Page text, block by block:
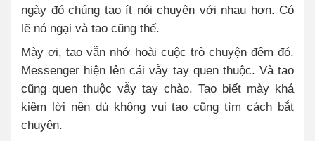
ngày đó chúng tao ít nói chuyện với nhau hơn. Có
lẽ nó ngại và tao cũng thế.
Mày ơi, tao vẫn nhớ hoài cuộc trò chuyện đêm đó.
Messenger hiện lên cái vẫy tay quen thuộc. Và tao
cũng quen thuộc vẫy tay chào. Tao biết mày khá
kiệm lời nên dù không vui tao cũng tìm cách bắt
chuyện.